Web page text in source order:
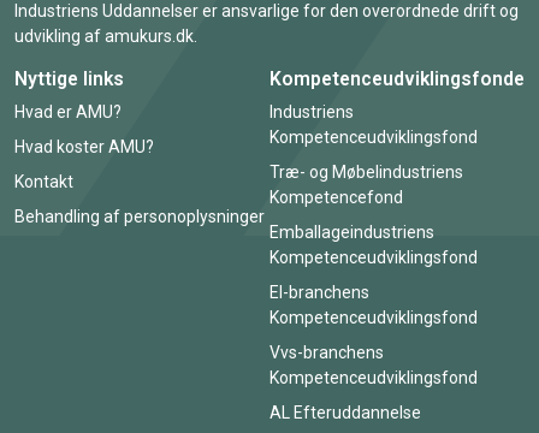
Industriens Uddannelser er ansvarlige for den overordnede drift og
udvikling af amukurs.dk.
Nyttige links
Hvad er AMU?
Hvad koster AMU?
Kontakt
Behandling af personoplysninger
Kompetenceudviklingsfonde
Industriens
Kompetenceudviklingsfond
Træ- og Møbelindustriens
Kompetencefond
Emballageindustriens
Kompetenceudviklingsfond
El-branchens
Kompetenceudviklingsfond
Vvs-branchens
Kompetenceudviklingsfond
AL Efteruddannelse